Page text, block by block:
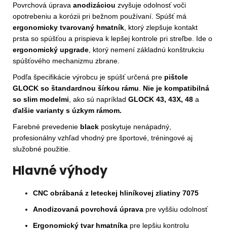
Povrchová úprava anodizáciou zvyšuje odolnosť voči
opotrebeniu a korózii pri bežnom používaní. Spúšť má
ergonomicky tvarovaný hmatník , ktorý zlepšuje kontakt
prsta so spúšťou a prispieva k lepšej kontrole pri streľbe. Ide o
ergonomický upgrade , ktorý nemení základnú konštrukciu
spúšťového mechanizmu zbrane.
Podľa špecifikácie výrobcu je spúšť určená pre pištole
GLOCK so štandardnou šírkou rámu
Nie je kompatibilná
so slim modelmi , ako sú napríklad GLOCK 43, 43X, 48 a
ďalšie varianty s úzkym rámom.
Farebné prevedenie black poskytuje nenápadný,
profesionálny vzhľad vhodný pre športové, tréningové aj
služobné použitie.
Hlavné výhody
CNC obrábaná z leteckej hliníkovej zliatiny 7075
Anodizovaná povrchová úprava pre vyššiu odolnosť
Ergonomický tvar hmatníka pre lepšiu kontrolu